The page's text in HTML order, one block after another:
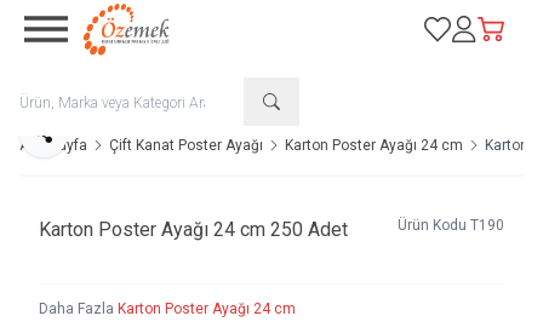
Favorilerim
Hesabım
Sepetim
Ana Sayfa Çift Kanat Poster Ayağı Karton Poster Ayağı 24 cm Karton
Paylaş
Karton Poster Ayağı 24 cm 250 Adet Ürün Kodu T190
Daha Fazla Karton Poster Ayağı 24 cm